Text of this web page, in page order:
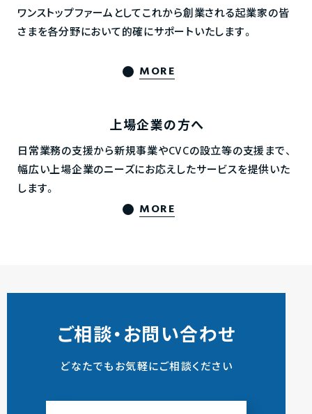
ワンストップファームとしてこれから創業される起業家の皆
さまを各分野において的確にサポートいたします。
MORE
上場企業の方へ
日常業務の支援から新規事業やCVCの設立等の支援まで、
幅広い上場企業のニーズにお応えしたサービスを提供いた
します。
MORE
ご相談・お問い合わせ
どなたでもお気軽にご相談ください